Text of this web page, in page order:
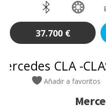
37.700 €
Añadir a favoritos